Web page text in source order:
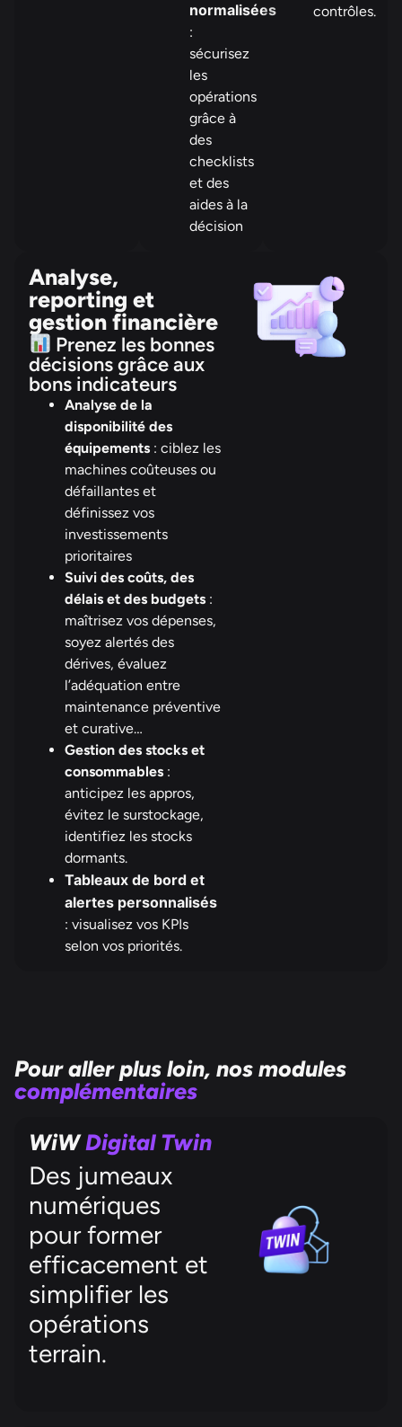
normalisées
:
sécurisez
les
opérations
grâce à
des
checklists
et des
aides à la
décision
contrôles.
Analyse,
reporting et
gestion financière
Prenez les bonnes
décisions grâce aux
bons indicateurs
Analyse de la
disponibilité des
équipements : ciblez les
machines coûteuses ou
défaillantes et
définissez vos
investissements
prioritaires
Suivi des coûts, des
délais et des budgets :
maîtrisez vos dépenses,
soyez alertés des
dérives, évaluez
l’adéquation entre
maintenance préventive
et curative…
Gestion des stocks et
consommables :
anticipez les appros,
évitez le surstockage,
identifiez les stocks
dormants.
Tableaux de bord et
alertes personnalisés
: visualisez vos KPIs
selon vos priorités.
Pour aller plus loin, nos modules
complémentaires
WiWDigital Twin
Des jumeaux
numériques
pour former
efficacement et
simplifier les
opérations
terrain.